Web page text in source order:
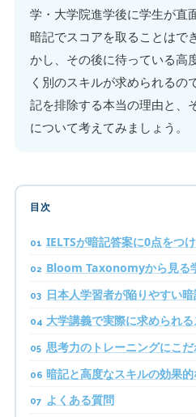
学・大学院進学後に学生が直
暗記でスコアを取ることはで
かし、その後に待っている高
く別のスキルが求められるの
記を排除する本当の理由と、
について考えてみましょう。
目次
IELTSが暗記答案に0点をつ
Bloom Taxonomyから見る
日本人学習者が陥りやすい
大学講義で実際に求められ
思考力のトレーニングにこ
暗記と高度なスキルの効果
よくある質問